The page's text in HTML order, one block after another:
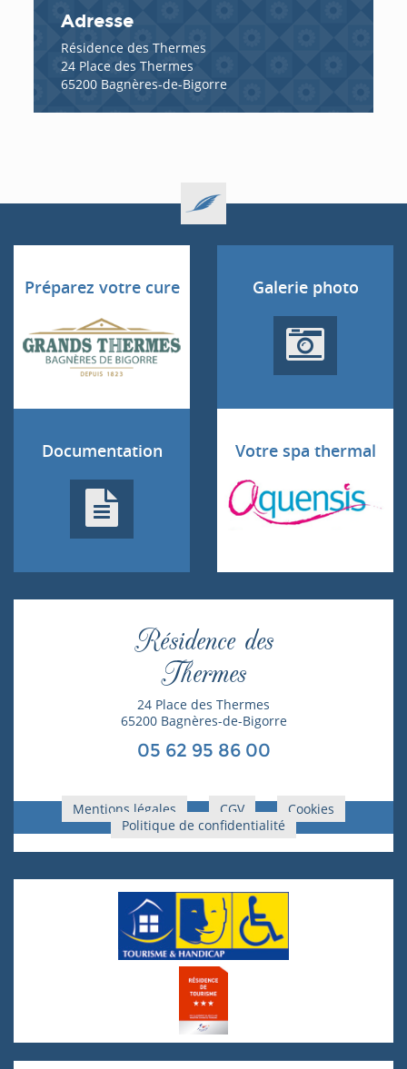
Adresse
Résidence des Thermes
24 Place des Thermes
65200 Bagnères-de-Bigorre
Préparez votre cure Galerie photo
Documentation Votre spa thermal
Résidence des
Thermes
24 Place des Thermes
65200 Bagnères-de-Bigorre
05 62 95 86 00
Mentions légales CGV
Cookies
Politique de confidentialité